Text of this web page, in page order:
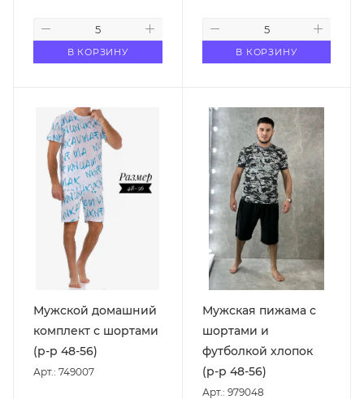
В КОРЗИНУ В КОРЗИНУ
Мужской домашний
комплект с шортами
(р-р 48-56)
Арт.: 749007
Мужская пижама с
шортами и
футболкой хлопок
(р-р 48-56)
Арт.: 979048